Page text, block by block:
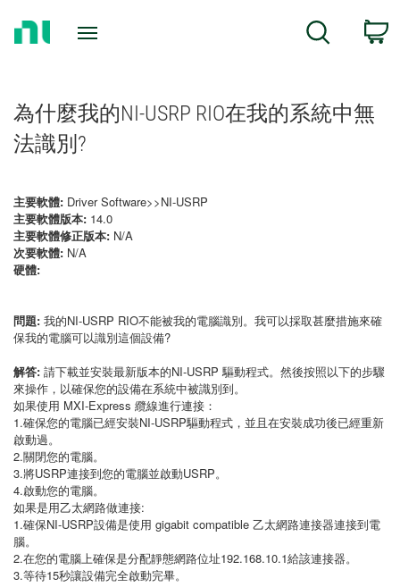
Search
為什麼我的NI-USRP RIO在我的系統中無
法識別?
主要軟體: Driver Software>>NI-USRP
主要軟體版本: 14.0
主要軟體修正版本: N/A
次要軟體: N/A
硬體:
問題: 我的NI-USRP RIO不能被我的電腦識別。我可以採取甚麼措施來確
保我的電腦可以識別這個設備?
解答: 請下載並安裝最新版本的NI-USRP 驅動程式。然後按照以下的步驟
來操作，以確保您的設備在系統中被識別到。
如果使用 MXI-Express 纜線進行連接：
1.確保您的電腦已經安裝NI-USRP驅動程式，並且在安裝成功後已經重新
啟動過。
2.關閉您的電腦。
3.將USRP連接到您的電腦並啟動USRP。
4.啟動您的電腦。
如果是用乙太網路做連接:
1.確保NI-USRP設備是使用 gigabit compatible 乙太網路連接器連接到電
腦。
2.在您的電腦上確保是分配靜態網路位址192.168.10.1給該連接器。
3.等待15秒讓設備完全啟動完畢。